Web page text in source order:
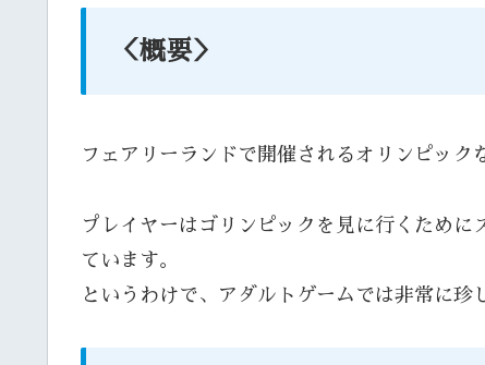
＜概要＞
フェアリーランドで開催されるオリンピック
プレイヤーはゴリンピックを見に行くため
ています。
というわけで、アダルトゲームでは非常に珍